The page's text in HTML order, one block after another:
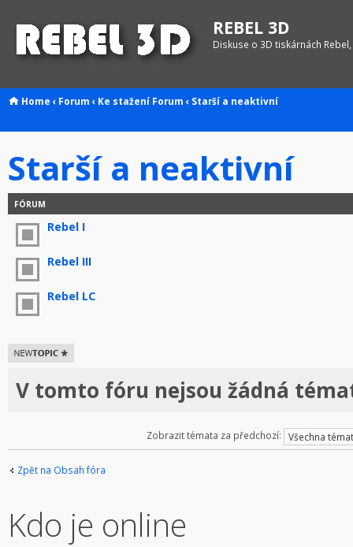
REBEL 3D
Diskuse o 3D tiskárnách
Home ‹ Forum ‹ Ke stažení Forum ‹ Starší a neaktivní
Starší a neaktivní
FÓRUM
Rebel I
Rebel III
Rebel LC
Odeslat nové
téma
V tomto fóru nejsou žádná
Zobrazit témata za předchozí:
Zpět na Obsah fóra
Kdo je online